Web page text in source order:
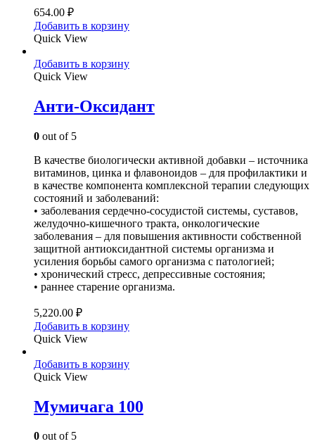
654.00 ₽
Добавить в корзину
Quick View
Добавить в корзину
Quick View
Анти-Оксидант
0 out of 5
В качестве биологически активной добавки – источника
витаминов, цинка и флавоноидов – для профилактики и
в качестве компонента комплексной терапии следующих
состояний и заболеваний:
• заболевания сердечно-сосудистой системы, суставов,
желудочно-кишечного тракта, онкологические
заболевания – для повышения активности собственной
защитной антиоксидантной системы организма и
усиления борьбы самого организма с патологией;
• хронический стресс, депрессивные состояния;
• раннее старение организма.
5,220.00 ₽
Добавить в корзину
Quick View
Добавить в корзину
Quick View
Мумичага 100
0 out of 5